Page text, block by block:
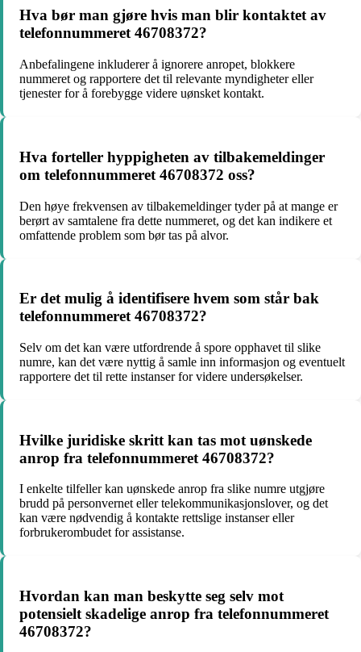
Hva bør man gjøre hvis man blir kontaktet av
telefonnummeret 46708372?
Anbefalingene inkluderer å ignorere anropet, blokkere
nummeret og rapportere det til relevante myndigheter eller
tjenester for å forebygge videre uønsket kontakt.
Hva forteller hyppigheten av tilbakemeldinger
om telefonnummeret 46708372 oss?
Den høye frekvensen av tilbakemeldinger tyder på at mange er
berørt av samtalene fra dette nummeret, og det kan indikere et
omfattende problem som bør tas på alvor.
Er det mulig å identifisere hvem som står bak
telefonnummeret 46708372?
Selv om det kan være utfordrende å spore opphavet til slike
numre, kan det være nyttig å samle inn informasjon og eventuelt
rapportere det til rette instanser for videre undersøkelser.
Hvilke juridiske skritt kan tas mot uønskede
anrop fra telefonnummeret 46708372?
I enkelte tilfeller kan uønskede anrop fra slike numre utgjøre
brudd på personvernet eller telekommunikasjonslover, og det
kan være nødvendig å kontakte rettslige instanser eller
forbrukerombudet for assistanse.
Hvordan kan man beskytte seg selv mot
potensielt skadelige anrop fra telefonnummeret
46708372?